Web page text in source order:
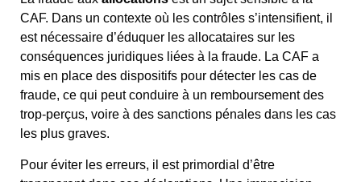
CAF. Dans un contexte où les contrôles s’intensifient, il
est nécessaire d’éduquer les allocataires sur les
conséquences juridiques liées à la fraude. La CAF a
mis en place des dispositifs pour détecter les cas de
fraude, ce qui peut conduire à un remboursement des
trop-perçus, voire à des sanctions pénales dans les cas
les plus graves.
Pour éviter les erreurs, il est primordial d’être